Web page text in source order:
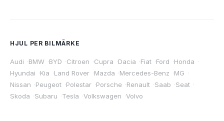
HJUL PER BILMÄRKE
Audi ·BMW ·BYD ·Citroen ·Cupra ·Dacia ·Fiat ·Ford ·Honda ·
Hyundai ·Kia ·Land Rover ·Mazda ·Mercedes-Benz ·MG ·
Nissan ·Peugeot ·Polestar ·Porsche ·Renault ·Saab ·Seat ·
Skoda ·Subaru ·Tesla ·Volkswagen ·Volvo